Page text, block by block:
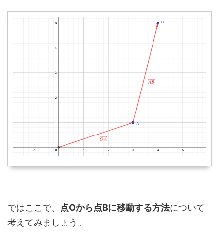
ではここで、 点Oから点Bに移動する方法について
考えてみましょう。